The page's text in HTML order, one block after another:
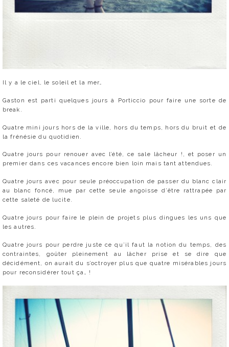
Il y a le ciel, le soleil et la mer…
Gaston est parti quelques jours à Porticcio pour faire une sorte de
break.
Quatre mini jours hors de la ville, hors du temps, hors du bruit et de
la frénésie du quotidien.
Quatre jours pour renouer avec l’été, ce sale lâcheur !, et poser un
premier dans ces vacances encore bien loin mais tant attendues.
Quatre jours avec pour seule préoccupation de passer du blanc clair
au blanc foncé, mue par cette seule angoisse d’être rattrapée par
cette saleté de lucite.
Quatre jours pour faire le plein de projets plus dingues les uns que
les autres.
Quatre jours pour perdre juste ce qu’il faut la notion du temps, des
contraintes, goûter pleinement au lâcher prise et se dire que
décidément, on aurait du s’octroyer plus que quatre misérables jours
pour reconsidérer tout ça… !